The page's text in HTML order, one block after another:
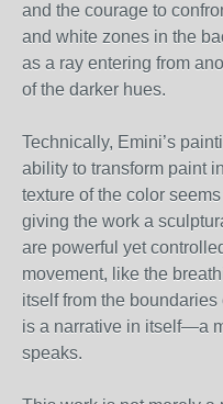
and the courage to
and white zones in the
as a ray entering from
of the darker hues.
Technically, Emini’s
ability to transform paint
texture of the color
giving the work a
are powerful yet
movement, like the
itself from the
is a narrative in itself—a
speaks.